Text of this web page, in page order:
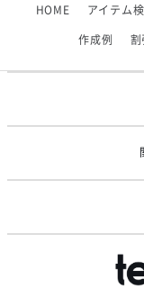
2026/06/09
【アシックス】一部商
HOME アイテム
作成例 割